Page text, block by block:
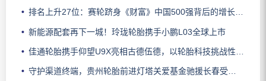
排名上升27位：赛轮跻身《财富》中国500强背后的增长逻辑
新能源配套再下一城！玲珑轮胎携手小鹏L03全球上市
佳通轮胎携手仰望U9X亮相古德伍德，以轮胎科技挑战性能边界
守护渠道终端，贵州轮胎前进灯塔关爱基金驰援长春受灾门店